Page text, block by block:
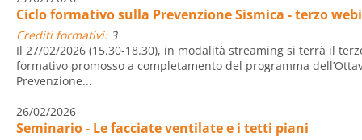
Ciclo formativo sulla Prevenzione Sismica - terzo
Crediti formativi:3
Il 27/02/2026 (15.30-18.30), in modalità streaming si terrà il
formativo promosso a completamento del programma
Prevenzione...
26/02/2026
Seminario - Le facciate ventilate e i tetti piani